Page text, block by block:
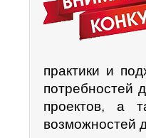
практики и
потребностей
проектов, а
возможностей